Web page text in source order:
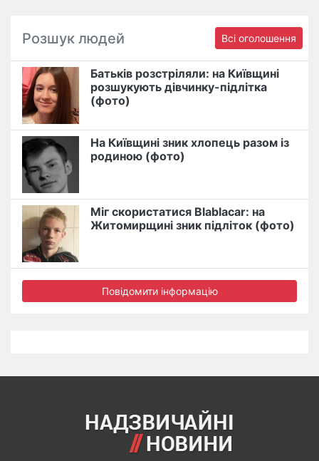
Розшук людей Всі оголошення
Батьків розстріляли: на Київщині
розшукують дівчинку-підлітка
(фото)
На Київщині зник хлопець разом із
родиною (фото)
Міг скористатися Blablacar: на
Житомирщині зник підліток (фото)
Повідомити інформацію